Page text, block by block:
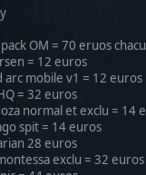
OM = 70 eruos
= 12 euros
arc mobile v1 = 12 euros
= 32 euros
normal et exclu = 14
spit = 14 euros
28 euros
exclu = 32 euros